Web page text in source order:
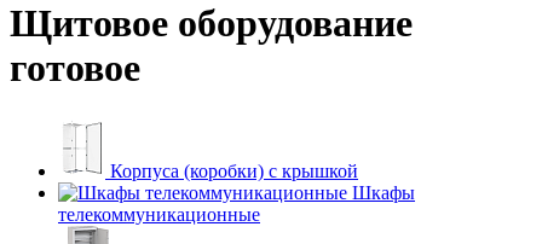
Щитовое оборудование
готовое
Корпуса (коробки) с крышкой
Шкафы
телекоммуникационные